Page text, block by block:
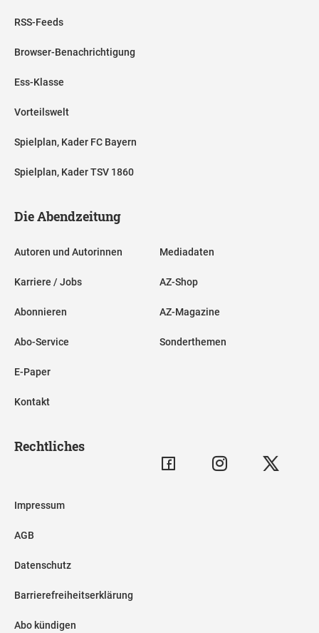
RSS-Feeds
Browser-Benachrichtigung
Ess-Klasse
Vorteilswelt
Spielplan, Kader FC Bayern
Spielplan, Kader TSV 1860
Die Abendzeitung
Autoren und Autorinnen
Karriere / Jobs
Abonnieren
Abo-Service
E-Paper
Kontakt
Mediadaten
AZ-Shop
AZ-Magazine
Sonderthemen
Rechtliches
Impressum
AGB
Datenschutz
Barrierefreiheitserklärung
Abo kündigen